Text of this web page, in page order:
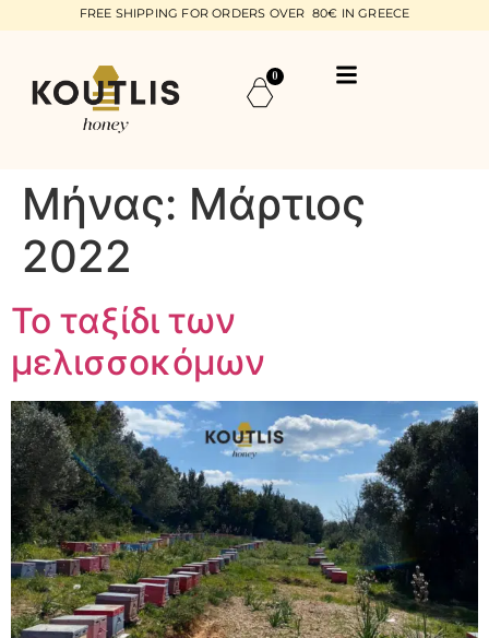
FREE SHIPPING FOR ORDERS OVER 80€ IN GREECE
0
Μήνας: Μάρτιος
2022
Το ταξίδι των
μελισσοκόμων